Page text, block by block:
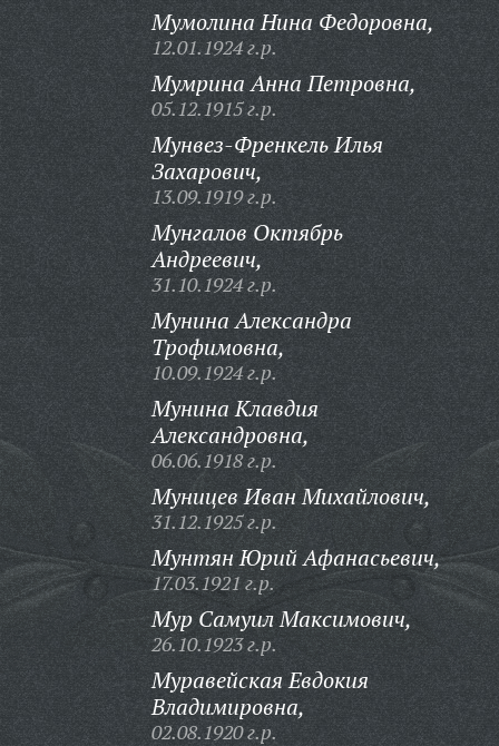
Мумолина Нина Федоровна,
12.01.1924 г.р.
Мумрина Анна Петровна,
05.12.1915 г.р.
Мунвез-Френкель Илья
Захарович,
13.09.1919 г.р.
Мунгалов Октябрь
Андреевич,
31.10.1924 г.р.
Мунина Александра
Трофимовна,
10.09.1924 г.р.
Мунина Клавдия
Александровна,
06.06.1918 г.р.
Муницев Иван Михайлович,
31.12.1925 г.р.
Мунтян Юрий Афанасьевич,
17.03.1921 г.р.
Мур Самуил Максимович,
26.10.1923 г.р.
Муравейская Евдокия
Владимировна,
02.08.1920 г.р.